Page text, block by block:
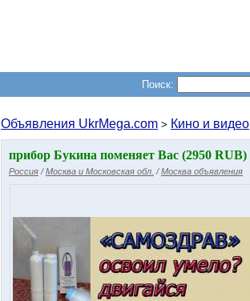
Поиск:
Объявления UkrMega.com > Кино и видео
прибор Букина поменяет Вас (2950 RUB)
Россия /Москва и Московская обл. /Москва объявления